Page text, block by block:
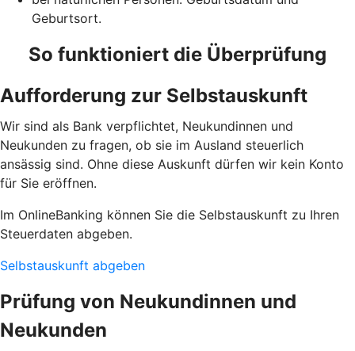
Geburtsort.
So funktioniert die Überprüfung
Aufforderung zur Selbstauskunft
Wir sind als Bank verpflichtet, Neukundinnen und
Neukunden zu fragen, ob sie im Ausland steuerlich
ansässig sind. Ohne diese Auskunft dürfen wir kein Konto
für Sie eröffnen.
Im OnlineBanking können Sie die Selbstauskunft zu Ihren
Steuerdaten abgeben.
Selbstauskunft abgeben
Prüfung von Neukundinnen und
Neukunden